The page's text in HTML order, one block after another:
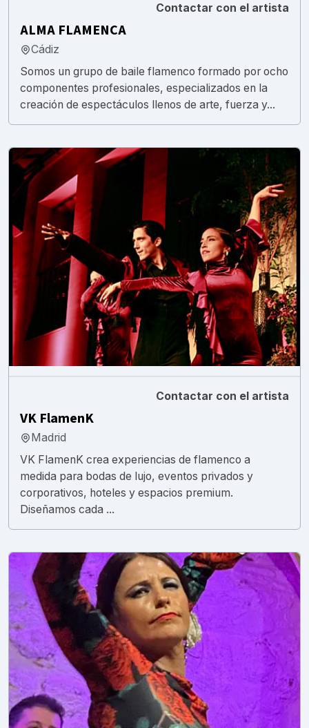
Contactar con el artista
ALMA FLAMENCA
Cádiz
Somos un grupo de baile flamenco formado por ocho
componentes profesionales, especializados en la
creación de espectáculos llenos de arte, fuerza y...
Contactar con el artista
VK FlamenK
Madrid
VK FlamenK crea experiencias de flamenco a
medida para bodas de lujo, eventos privados y
corporativos, hoteles y espacios premium.
Diseñamos cada ...